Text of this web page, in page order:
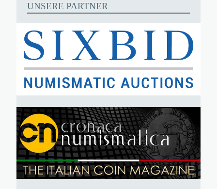
UNSERE PARTNER